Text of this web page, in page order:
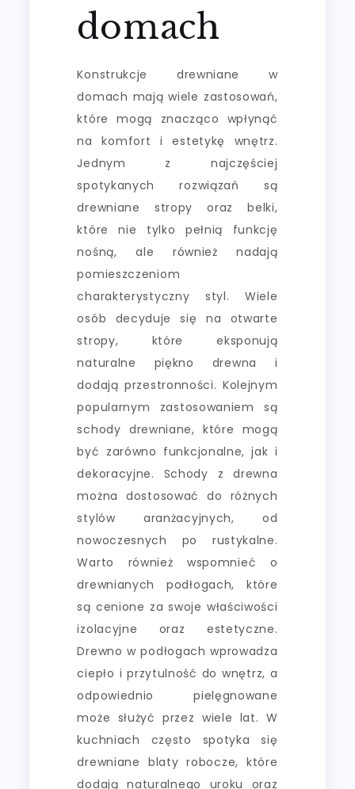
domach
Konstrukcje drewniane w
domach mają wiele zastosowań,
które mogą znacząco wpłynąć
na komfort i estetykę wnętrz.
Jednym z najczęściej
spotykanych rozwiązań są
drewniane stropy oraz belki,
które nie tylko pełnią funkcję
nośną, ale również nadają
pomieszczeniom
charakterystyczny styl. Wiele
osób decyduje się na otwarte
stropy, które eksponują
naturalne piękno drewna i
dodają przestronności. Kolejnym
popularnym zastosowaniem są
schody drewniane, które mogą
być zarówno funkcjonalne, jak i
dekoracyjne. Schody z drewna
można dostosować do różnych
stylów aranżacyjnych, od
nowoczesnych po rustykalne.
Warto również wspomnieć o
drewnianych podłogach, które
są cenione za swoje właściwości
izolacyjne oraz estetyczne.
Drewno w podłogach wprowadza
ciepło i przytulność do wnętrz, a
odpowiednio pielęgnowane
może służyć przez wiele lat. W
kuchniach często spotyka się
drewniane blaty robocze, które
dodają naturalnego uroku oraz